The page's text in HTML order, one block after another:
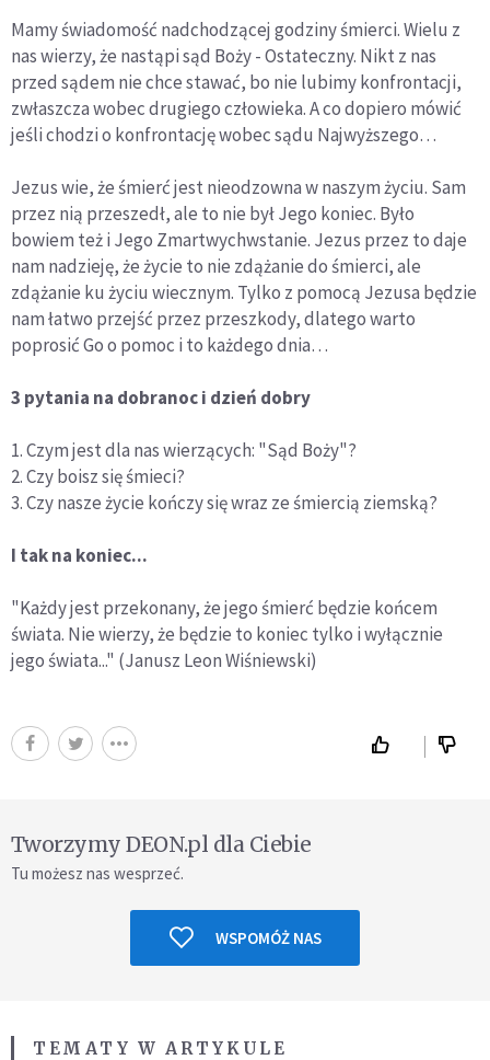
Mamy świadomość nadchodzącej godziny śmierci. Wielu z
nas wierzy, że nastąpi sąd Boży - Ostateczny. Nikt z nas
przed sądem nie chce stawać, bo nie lubimy konfrontacji,
zwłaszcza wobec drugiego człowieka. A co dopiero mówić
jeśli chodzi o konfrontację wobec sądu Najwyższego…
Jezus wie, że śmierć jest nieodzowna w naszym życiu. Sam
przez nią przeszedł, ale to nie był Jego koniec. Było
bowiem też i Jego Zmartwychwstanie. Jezus przez to daje
nam nadzieję, że życie to nie zdążanie do śmierci, ale
zdążanie ku życiu wiecznym. Tylko z pomocą Jezusa będzie
nam łatwo przejść przez przeszkody, dlatego warto
poprosić Go o pomoc i to każdego dnia…
3 pytania na dobranoc i dzień dobry
1. Czym jest dla nas wierzących: "Sąd Boży"?
2. Czy boisz się śmieci?
3. Czy nasze życie kończy się wraz ze śmiercią ziemską?
I tak na koniec...
"Każdy jest przekonany, że jego śmierć będzie końcem
świata. Nie wierzy, że będzie to koniec tylko i wyłącznie
jego świata..." (Janusz Leon Wiśniewski)
Tworzymy DEON.pl dla Ciebie
Tu możesz nas wesprzeć.
WSPOMÓŻ NAS
TEMATY W ARTYKULE